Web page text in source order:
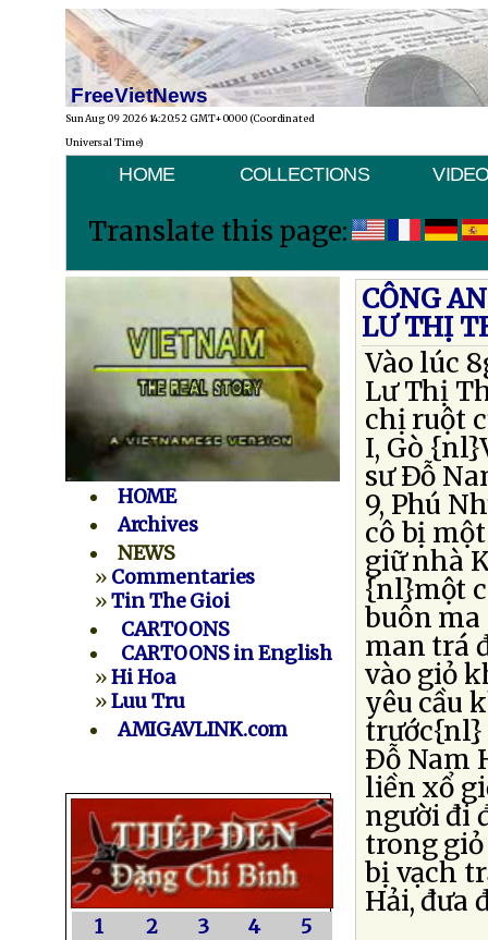
FreeVietNews
Sun Aug 09 2026 14:20:52 GMT+0000 (Coordinated
Universal Time)
HOME COLLECTIONS
Translate this page:
HOME
Archives
NEWS
» Commentaries
»Tin The Gioi
CARTOONS
CARTOONS in English
»Hi Hoa
»Luu Tru
AMIGAVLINK.com
1 2 3 4
5
CÔNG
LƯ THỊ
Vào lúc
Lư Thị
chị ruột
I, Gò
sư Ðỗ
9, Phú
cô bị
giữ nhà
{nl}một
buôn ma
man trá
vào giỏ
yêu cầu
trước{nl}
Ðỗ Nam
liền xổ
người đi
trong giỏ
bị vạch
Hải, đưa